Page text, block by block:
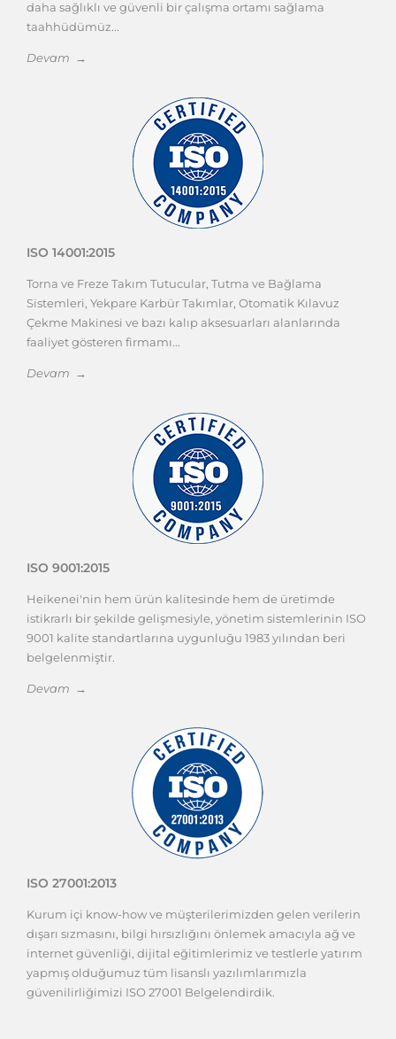
daha sağlıklı ve güvenli bir çalışma ortamı sağlama
taahhüdümüz...
Devam →
ISO 14001:2015
Torna ve Freze Takım Tutucular, Tutma ve Bağlama
Sistemleri, Yekpare Karbür Takımlar, Otomatik Kılavuz
Çekme Makinesi ve bazı kalıp aksesuarları alanlarında
faaliyet gösteren firmamı...
Devam →
ISO 9001:2015
Heikenei'nin hem ürün kalitesinde hem de üretimde
istikrarlı bir şekilde gelişmesiyle, yönetim sistemlerinin ISO
9001 kalite standartlarına uygunluğu 1983 yılından beri
belgelenmiştir.
Devam →
ISO 27001:2013
Kurum içi know-how ve müşterilerimizden gelen verilerin
dışarı sızmasını, bilgi hırsızlığını önlemek amacıyla ağ ve
internet güvenliği, dijital eğitimlerimiz ve testlerle yatırım
yapmış olduğumuz tüm lisanslı yazılımlarımızla
güvenilirliğimizi ISO 27001 Belgelendirdik.